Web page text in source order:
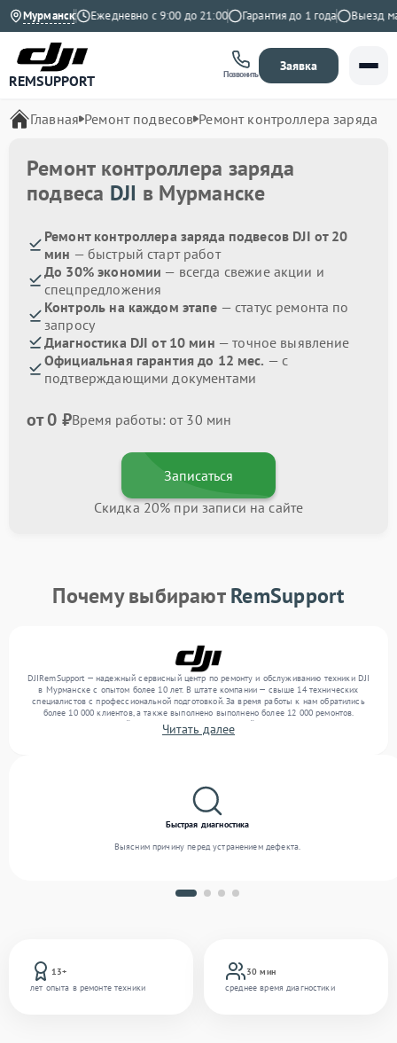
Мурманск
на Яндекс Ежедневно с 9:00 до 21:00 Гарантия до 1 года Выезд
REMSUPPORT Позвонить
Заявка
Главная Ремонт подвесов Ремонт контроллера заряда
Ремонт контроллера заряда
подвеса DJI в Мурманске
Ремонт контроллера заряда подвесов DJI от 20
мин — быстрый старт работ
До 30% экономии — всегда свежие акции и
спецпредложения
Контроль на каждом этапе — статус ремонта по
запросу
Диагностика DJI от 10 мин — точное выявление
Официальная гарантия до 12 мес. — с
подтверждающими документами
от 0 ₽Время работы: от 30 мин
Записаться
Скидка 20% при записи на сайте
Почему выбираютRemSupport
DJIRemSupport — надежный сервисный центр по ремонту и обслуживанию техники DJI
в Мурманске с опытом более 10 лет. В штате компании — свыше 14 технических
специалистов с профессиональной подготовкой. За время работы к нам обратились
более 10 000 клиентов, а также выполнено выполнено более 12 000 ремонтов.
Ежемесячно в сервисный центр поступает от 300 устройств, включая , , . Мы беремся
за задачи любой сложности и обеспечиваем надежный результат благодаря
Читать далее
13+
лет опыта в ремонте техники
30 мин
среднее время диагностики
Быстрая диагностика
Выясним причину перед устранением дефекта.